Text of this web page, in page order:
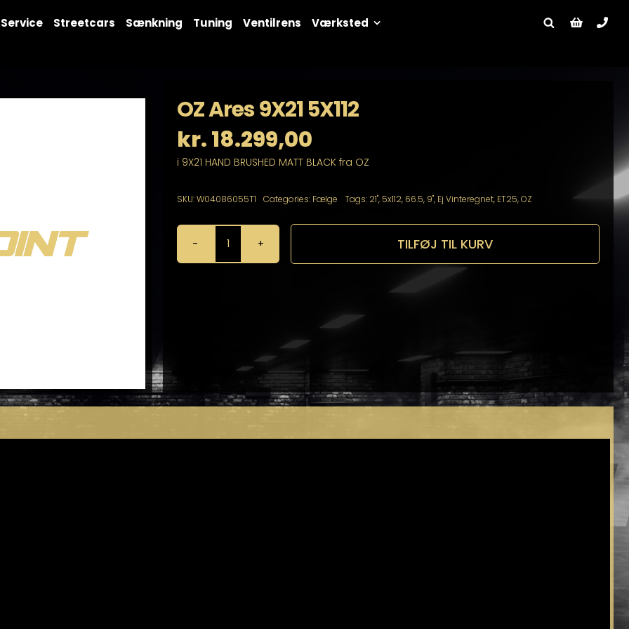
Service Streetcars Sænkning Tuning Ventilrens Værksted
OZ Ares 9X21 5X112
kr.18.299,00
i 9X21 HAND BRUSHED MATT BLACK fra OZ
SKU:W04086055T1 Categories: Fælge Tags: 21", 5x112, 66.5, 9", Ej Vinteregnet, ET25,OZ
OZ
Ares
TILFØJ TIL KURV